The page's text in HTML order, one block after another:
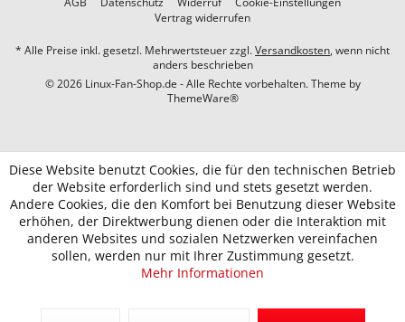
Vertrag widerrufen
* Alle Preise inkl. gesetzl. Mehrwertsteuer zzgl.Versandkosten, wenn nicht
anders beschrieben
© 2026 Linux-Fan-Shop.de - Alle Rechte vorbehalten. Theme by
ThemeWare®
Diese Website benutzt Cookies, die für den technischen Betrieb
der Website erforderlich sind und stets gesetzt werden.
Andere Cookies, die den Komfort bei Benutzung dieser Website
erhöhen, der Direktwerbung dienen oder die Interaktion mit
anderen Websites und sozialen Netzwerken vereinfachen
sollen, werden nur mit Ihrer Zustimmung gesetzt.
Mehr Informationen